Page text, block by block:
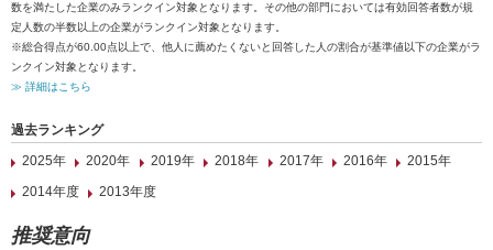
数を満たした企業のみランクイン対象となります。その他の部門においては有効回答者数が規
定人数の半数以上の企業がランクイン対象となります。
※総合得点が60.00点以上で、他人に薦めたくないと回答した人の割合が基準値以下の企業がラ
ンクイン対象となります。
≫ 詳細はこちら
過去ランキング
2025年
2020年 2019年 2018年 2017年 2016年
2015年
2014年度
2013年度
推奨意向